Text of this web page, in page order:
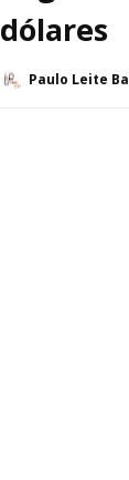
dólares
Paulo Leite